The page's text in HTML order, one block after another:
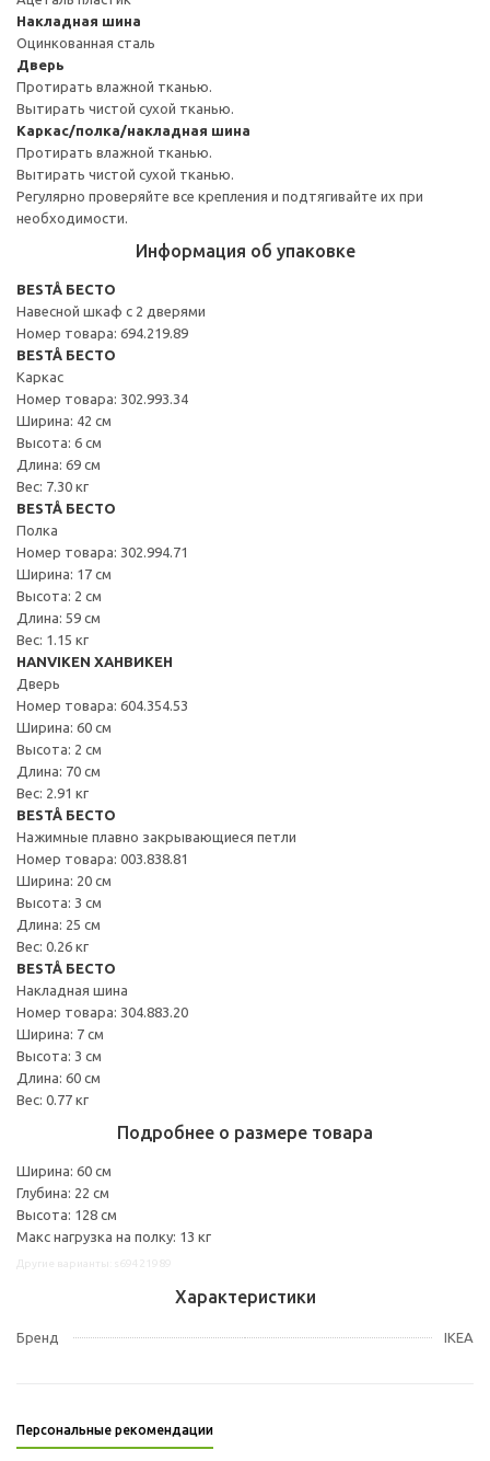
Накладная шина
Оцинкованная сталь
Дверь
Протирать влажной тканью.
Вытирать чистой сухой тканью.
Каркас/полка/накладная шина
Протирать влажной тканью.
Вытирать чистой сухой тканью.
Регулярно проверяйте все крепления и подтягивайте их при
необходимости.
Информация об упаковке
BESTÅ БЕСТО
Навесной шкаф с 2 дверями
Номер товара: 694.219.89
BESTÅ БЕСТО
Каркас
Номер товара: 302.993.34
Ширина: 42 см
Высота: 6 см
Длина: 69 см
Вес: 7.30 кг
BESTÅ БЕСТО
Полка
Номер товара: 302.994.71
Ширина: 17 см
Высота: 2 см
Длина: 59 см
Вес: 1.15 кг
HANVIKEN ХАНВИКЕН
Дверь
Номер товара: 604.354.53
Ширина: 60 см
Высота: 2 см
Длина: 70 см
Вес: 2.91 кг
BESTÅ БЕСТО
Нажимные плавно закрывающиеся петли
Номер товара: 003.838.81
Ширина: 20 см
Высота: 3 см
Длина: 25 см
Вес: 0.26 кг
BESTÅ БЕСТО
Накладная шина
Номер товара: 304.883.20
Ширина: 7 см
Высота: 3 см
Длина: 60 см
Вес: 0.77 кг
Подробнее о размере товара
Ширина: 60 см
Глубина: 22 см
Высота: 128 см
Макс нагрузка на полку: 13 кг
Характеристики
Бренд IKEA
Персональные рекомендации